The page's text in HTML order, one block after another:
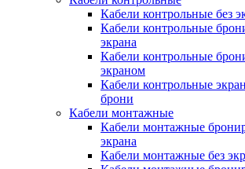
Кабели контрольные без
Кабели контрольные
экрана
Кабели контрольные
экраном
Кабели контрольные
брони
Кабели монтажные
Кабели монтажные
экрана
Кабели монтажные без